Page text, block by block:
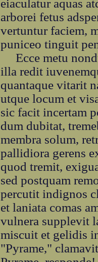
eiaculatur aquas
arborei fetus
vertuntur faciem,
puniceo tinguit
Ecce metu
illa redit
quantaque vitarit
utque locum et
sic facit incertam
dum dubitat,
membra solum,
pallidiora gerens
quod tremit,
sed postquam
percutit indignos
et laniata comas
vulnera supplevit
miscuit et gelidis
"Pyrame,"